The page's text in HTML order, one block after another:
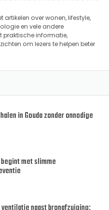
artikelen over wonen, lifestyle,
en vele andere
praktische informatie,
om lezers te helpen beter
in Gouda zonder onnodige
met slimme